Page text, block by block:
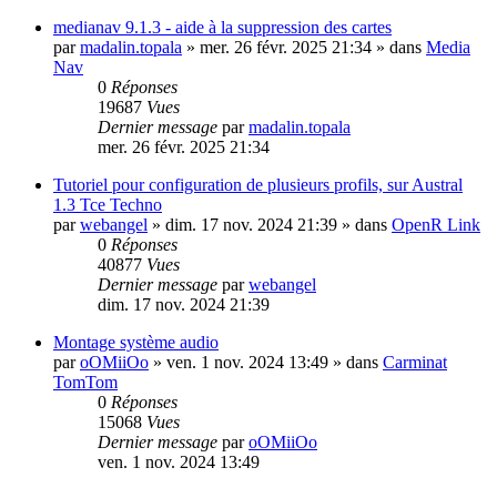
medianav 9.1.3 - aide à la suppression des cartes
parmadalin.topala » mer. 26 févr. 2025 21:34 » dans Media
Nav
0 Réponses
19687 Vues
Dernier message parmadalin.topala
mer. 26 févr. 2025 21:34
Tutoriel pour configuration de plusieurs profils, sur Austral
1.3 Tce Techno
parwebangel » dim. 17 nov. 2024 21:39 » dans OpenR Link
0 Réponses
40877 Vues
Dernier message parwebangel
dim. 17 nov. 2024 21:39
Montage système audio
paroOMiiOo » ven. 1 nov. 2024 13:49 » dans Carminat
TomTom
0 Réponses
15068 Vues
Dernier message paroOMiiOo
ven. 1 nov. 2024 13:49